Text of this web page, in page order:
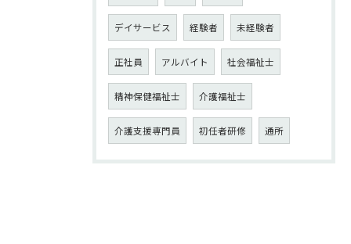
デイサービス 経験者 未経験者
正社員 アルバイト 社会福祉士
精神保健福祉士 介護福祉士
介護支援専門員 初任者研修 通所